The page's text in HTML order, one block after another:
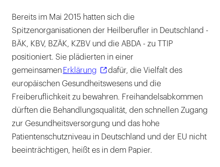
Bereits im Mai 2015 hatten sich die
Spitzenorganisationen der Heilberufler in Deutschland -
BÄK, KBV, BZÄK, KZBV und die ABDA - zu TTIP
positioniert. Sie plädierten in einer
gemeinsamen Erklärung
dafür, die Vielfalt des
europäischen Gesundheitswesens und die
Freiberuflichkeit zu bewahren. Freihandelsabkommen
dürften die Behandlungsqualität, den schnellen Zugang
zur Gesundheitsversorgung und das hohe
Patientenschutzniveau in Deutschland und der EU nicht
beeinträchtigen, heißt es in dem Papier.